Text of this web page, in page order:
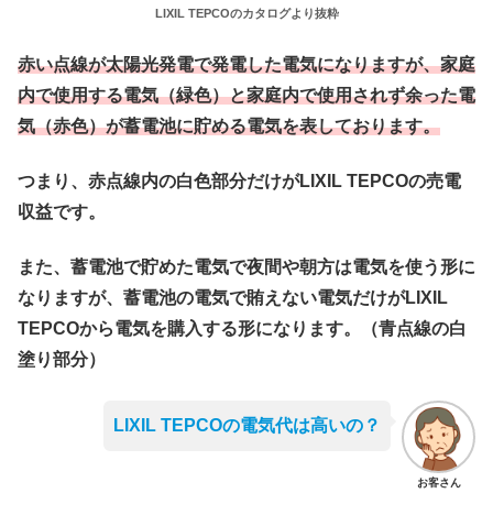
LIXIL TEPCOのカタログより抜粋
赤い点線が太陽光発電で発電した電気になりますが、家庭
内で使用する電気（緑色）と家庭内で使用されず余った電
気（赤色）が蓄電池に貯める電気を表しております。
つまり、赤点線内の白色部分だけがLIXIL TEPCOの売電
収益です。
また、蓄電池で貯めた電気で夜間や朝方は電気を使う形に
なりますが、蓄電池の電気で賄えない電気だけがLIXIL
TEPCOから電気を購入する形になります。（青点線の白
塗り部分）
お客さん
LIXIL TEPCOの電気代は高いの？